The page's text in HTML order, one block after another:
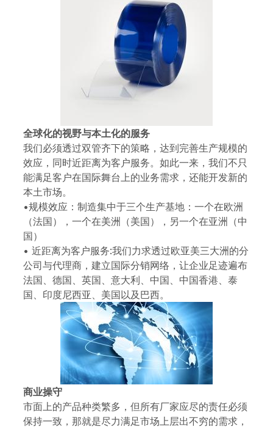
全球化的视野与本土化的服务
我们必须透过双管齐下的策略，达到完善生产规模的
效应，同时近距离为客户服务。如此一来，我们不只
能满足客户在国际舞台上的业务需求，还能开发新的
本土市场。
•规模效应：制造集中于三个生产基地：一个在欧洲
（法国），一个在美洲（美国），另一个在亚洲（中
国）
• 近距离为客户服务:我们力求透过欧亚美三大洲的分
公司与代理商，建立国际分销网络，让企业足迹遍布
法国、德国、英国、意大利、中国、中国香港、泰
国、印度尼西亚、美国以及巴西。
商业操守
市面上的产品种类繁多，但所有厂家应尽的责任必须
保持一致，那就是尽力满足市场上层出不穷的需求，